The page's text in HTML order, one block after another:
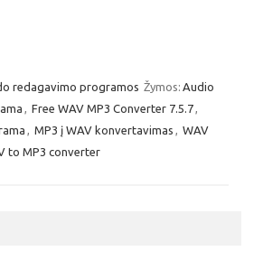
redagavimo programos Žymos: Audio
Free WAV MP3 Converter 7.5.7
MP3 į WAV konvertavimas
WAV
to MP3 converter